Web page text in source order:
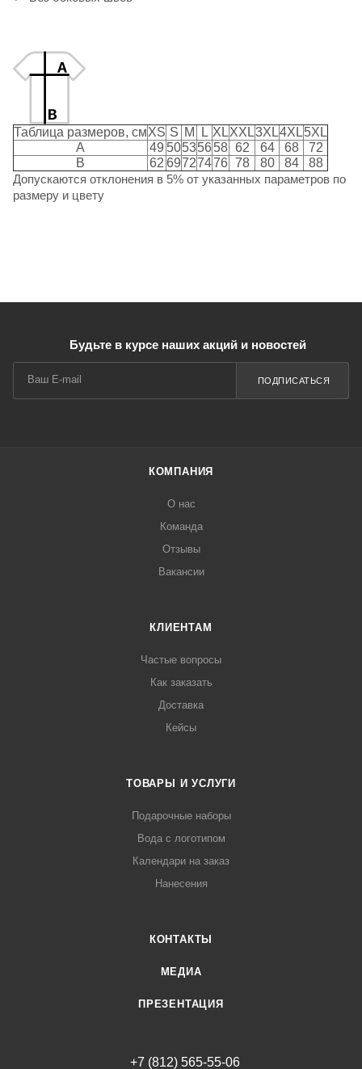
Таблица размеров, смXS S M L XLXXL3XL4XL5XL
A
49 50535658 62 64 68
72
B
62 69727476 78 80 84
88
Допускаются отклонения в 5% от указанных параметров по
размеру и цвету
Будьте в курсе наших акций и новостей
ПОДПИСАТЬСЯ
КОМПАНИЯ
О нас
Команда
Отзывы
Вакансии
КЛИЕНТАМ
Частые вопросы
Как заказать
Доставка
Кейсы
ТОВАРЫ И УСЛУГИ
Подарочные наборы
Вода с логотипом
Календари на заказ
Нанесения
КОНТАКТЫ
МЕДИА
ПРЕЗЕНТАЦИЯ
+7 (812) 565-55-06